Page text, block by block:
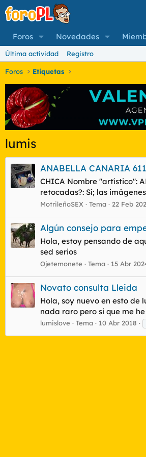
Foros Novedades
Última actividad Registro
Foros Etiquetas
lumis
ANABELLA CANARIA
CHICA Nombre "artístico":
retocadas?: Sí; las
MotrileñoSEX Tema 22 Feb
Algún consejo para
Hola, estoy pensando de
sed serios
Ojetemonete Tema 15 Abr
Novato consulta Lleida
Hola, soy nuevo en esto de
nada raro pero si que me
lumislove Tema 10 Abr 2018